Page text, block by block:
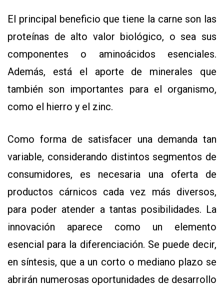
El principal beneficio que tiene la carne son las
proteínas de alto valor biológico, o sea sus
componentes o aminoácidos esenciales.
Además, está el aporte de minerales que
también son importantes para el organismo,
como el hierro y el zinc.
Como forma de satisfacer una demanda tan
variable, considerando distintos segmentos de
consumidores, es necesaria una oferta de
productos cárnicos cada vez más diversos,
para poder atender a tantas posibilidades. La
innovación aparece como un elemento
esencial para la diferenciación. Se puede decir,
en síntesis, que a un corto o mediano plazo se
abrirán numerosas oportunidades de desarrollo